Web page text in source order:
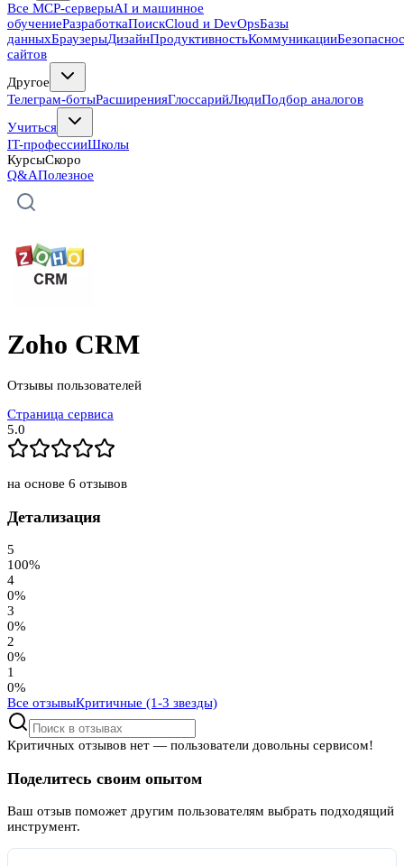
Все MCP-серверыAI и машинное
обучениеРазработкаПоискCloud и DevOpsБазы
данныхБраузерыДизайнПродуктивностьКоммуникации
сайтов
Другое
Телеграм-ботыРасширенияГлоссарийЛюдиПодбор аналогов
Учиться
IT-профессииШколы
КурсыСкоро
Q&AПолезное
Zoho CRM
Отзывы пользователей
Страница сервиса
5.0
на основе 6 отзывов
Детализация
5
100%
4
0%
3
0%
2
0%
1
0%
Все отзывыКритичные (1-3 звезды)
Критичных отзывов нет — пользователи довольны сервисом!
Поделитесь своим опытом
Ваш отзыв поможет другим пользователям выбрать подходящий
инструмент.